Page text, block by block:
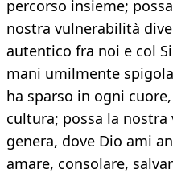
percorso insieme;
nostra vulnerabilità
autentico fra noi e col
mani umilmente
ha sparso in ogni
cultura; possa la
genera, dove Dio ami
amare, consolare,